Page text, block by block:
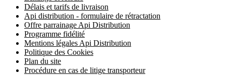
Délais et tarifs de livraison
Api distribution - formulaire de rétractation
Offre parrainage Api Distribution
Programme fidélité
Mentions légales Api Distribution
Politique des Cookies
Plan du site
Procédure en cas de litige transporteur